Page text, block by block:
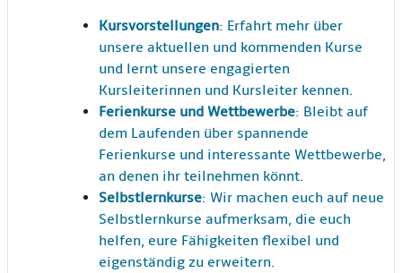
Kursvorstellungen: Erfahrt mehr über
unsere aktuellen und kommenden Kurse
und lernt unsere engagierten
Kursleiterinnen und Kursleiter kennen.
Ferienkurse und Wettbewerbe: Bleibt auf
dem Laufenden über spannende
Ferienkurse und interessante Wettbewerbe,
an denen ihr teilnehmen könnt.
Selbstlernkurse: Wir machen euch auf neue
Selbstlernkurse aufmerksam, die euch
helfen, eure Fähigkeiten flexibel und
eigenständig zu erweitern.